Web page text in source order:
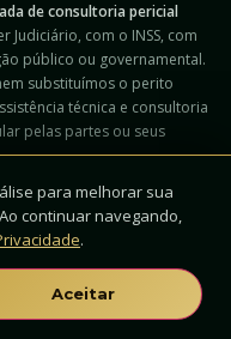
de consultoria pericial
Judiciário, com o INSS, com
público ou governamental.
substituímos o perito
técnica e consultoria
pelas partes ou seus
reservados.
2023.
para melhorar sua
continuar navegando,
.
Aceitar